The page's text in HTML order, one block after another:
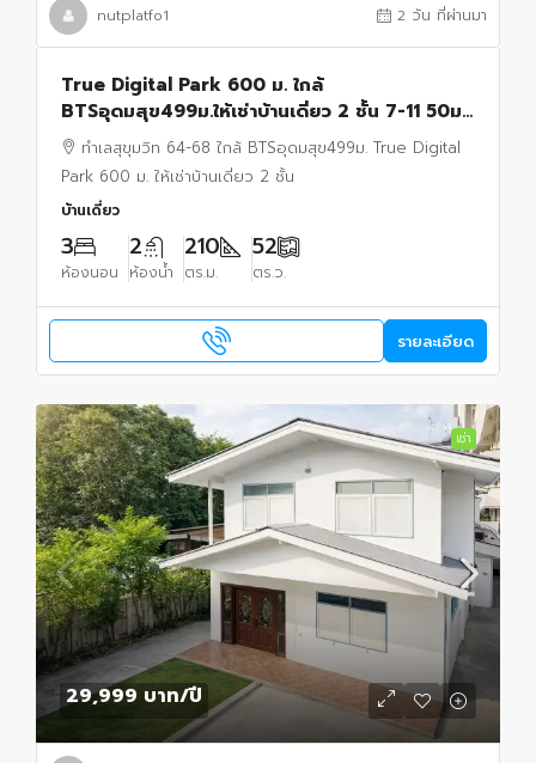
nutplatfo1 2 วัน ที่ผ่านมา
True Digital Park 600 ม. ใกล้
BTSอุดมสุข499ม.ให้เช่าบ้านเดี่ยว 2 ชั้น 7-11 50ม.
52ตร.วา 210 ตร.ม.ทำเลสุขุมวิท 64-68
ทำเลสุขุมวิท 64-68 ใกล้ BTSอุดมสุข499ม. True Digital
Park 600 ม. ให้เช่าบ้านเดี่ยว 2 ชั้น
บ้านเดี่ยว
3
ห้องนอน
2
ห้องน้ำ
210
ตร.ม.
52
ตร.ว.
รายละเอียด
เช่า
29,999 บาท/ปี